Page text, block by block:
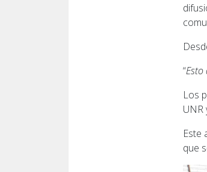
“Esto
Los
UNR
Este
que